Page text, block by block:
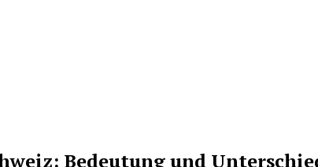
Bedeutung und